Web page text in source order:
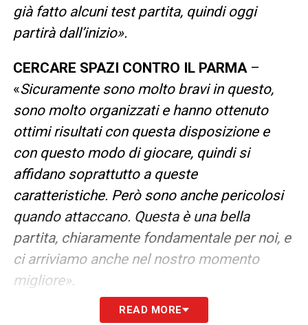
già fatto alcuni test partita, quindi oggi
partirà dall’inizio».
CERCARE SPAZI CONTRO IL PARMA–
«Sicuramente sono molto bravi in questo,
sono molto organizzati e hanno ottenuto
ottimi risultati con questa disposizione e
con questo modo di giocare, quindi si
affidano soprattutto a queste
caratteristiche. Però sono anche pericolosi
quando attaccano. Questa è una bella
partita, chiaramente fondamentale per noi, e
ci arriviamo anche nel nostro momento
migliore».
SU CHI FANNO LA CORSA–
READ MORE